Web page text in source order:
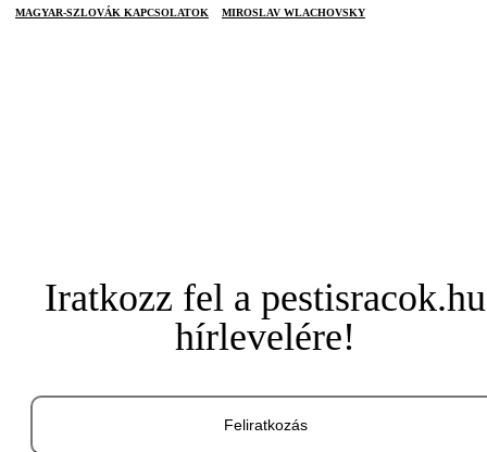
MAGYAR-SZLOVÁK KAPCSOLATOK MIROSLAV WLACHOVSKY
Iratkozz fel a pestisracok.hu
hírlevelére!
Feliratkozás